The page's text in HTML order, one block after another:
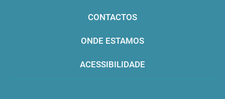
CONTACTOS
ONDE ESTAMOS
ACESSIBILIDADE